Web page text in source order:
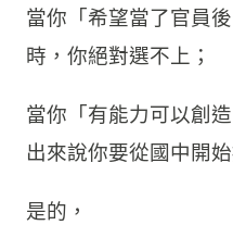
當你「希望當了官員
時，你絕對選不上；
當你「有能力可以創
出來說你要從國中開
是的，